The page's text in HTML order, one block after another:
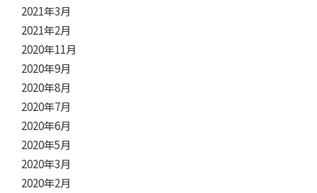
2021年3月
2021年2月
2020年11月
2020年9月
2020年8月
2020年7月
2020年6月
2020年5月
2020年3月
2020年2月